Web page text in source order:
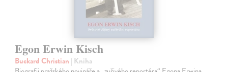
Egon Erwin Kisch
Buckard Christian | Kniha